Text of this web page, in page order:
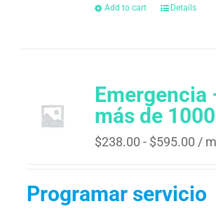
Add to cart Details
Emergencia
más de
$238.00 - $595.00 /
Programar servicio